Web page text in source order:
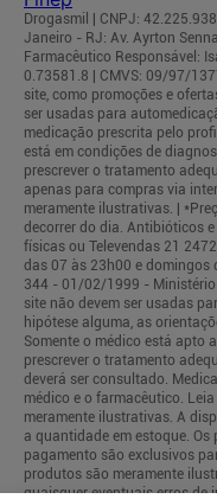
Drogasmil | CNPJ:
Janeiro - RJ: Av. Ayrton
Farmacêutico Responsável:
0.73581.8 | CMVS: 09/97/
site, como promoções e
ser usadas para
medicação prescrita pelo
está em condições de
prescrever o tratamento
apenas para compras via
meramente ilustrativas. |
decorrer do dia. Antibióticos
físicas ou Televendas 21
das 07 às 23h00 e domingos
344 - 01/02/1999 -
site não devem ser usadas
hipótese alguma, as
Somente o médico está apto
prescrever o tratamento
deverá ser consultado.
médico e o farmacêutico.
meramente ilustrativas. A
a quantidade em estoque. Os
pagamento são exclusivos
produtos são meramente
quaisquer eventuais erros de